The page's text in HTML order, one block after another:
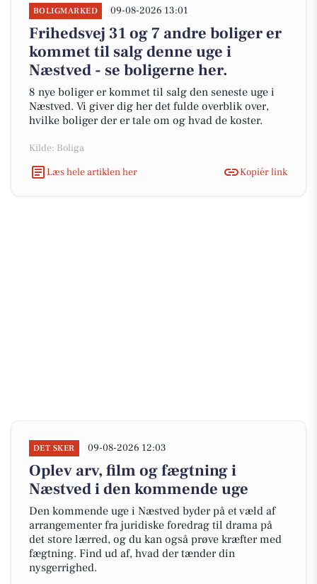
BOLIGMARKED 09-08-2026 13:01
Frihedsvej 31 og 7 andre boliger er
kommet til salg denne uge i
Næstved - se boligerne her.
8 nye boliger er kommet til salg den seneste uge i
Næstved. Vi giver dig her det fulde overblik over,
hvilke boliger der er tale om og hvad de koster.
Kilde: Boliga
Læs hele artiklen her
Kopiér link
DET SKER 09-08-2026 12:03
Oplev arv, film og fægtning i
Næstved i den kommende uge
Den kommende uge i Næstved byder på et væld af
arrangementer fra juridiske foredrag til drama på
det store lærred, og du kan også prøve kræfter med
fægtning. Find ud af, hvad der tænder din
nysgerrighed.